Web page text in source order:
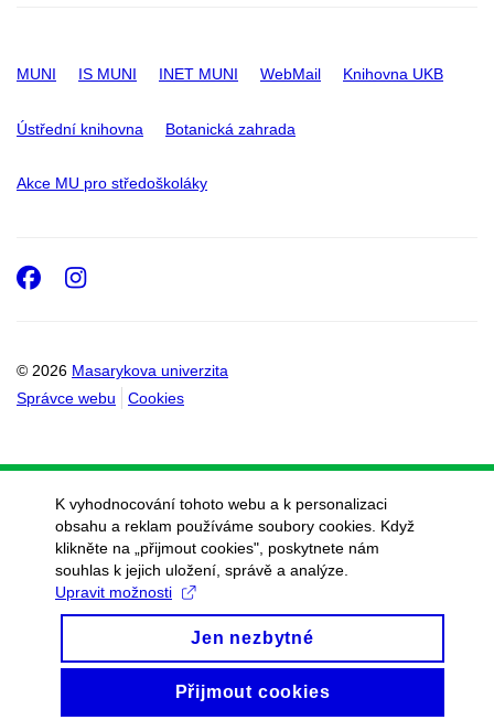
MUNI IS MUNI INET MUNI WebMail Knihovna UKB
Ústřední knihovna Botanická zahrada
Akce MU pro středoškoláky
© 2026 Masarykova univerzita
Správce webu
Cookies
Facebook
Instagram
K vyhodnocování tohoto webu a k personalizaci
obsahu a reklam používáme soubory cookies. Když
klikněte na „přijmout cookies", poskytnete nám
souhlas k jejich uložení, správě a analýze.
Upravit možnosti
Jen nezbytné
Přijmout cookies